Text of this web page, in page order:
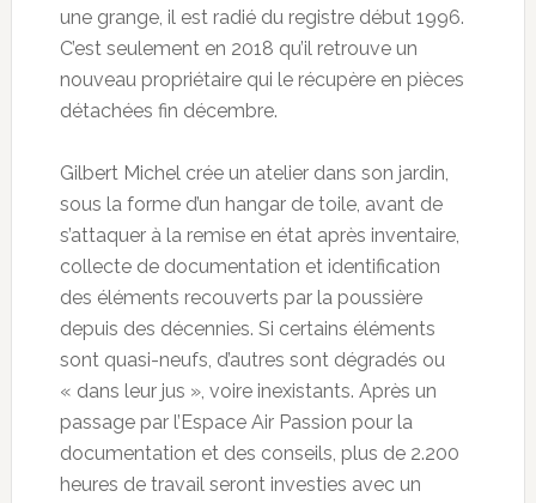
une grange, il est radié du registre début 1996.
C’est seulement en 2018 qu’il retrouve un
nouveau propriétaire qui le récupère en pièces
détachées fin décembre.
Gilbert Michel crée un atelier dans son jardin,
sous la forme d’un hangar de toile, avant de
s’attaquer à la remise en état après inventaire,
collecte de documentation et identification
des éléments recouverts par la poussière
depuis des décennies. Si certains éléments
sont quasi-neufs, d’autres sont dégradés ou
« dans leur jus », voire inexistants. Après un
passage par l’Espace Air Passion pour la
documentation et des conseils, plus de 2.200
heures de travail seront investies avec un